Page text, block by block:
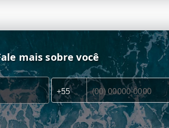
mais sobre você